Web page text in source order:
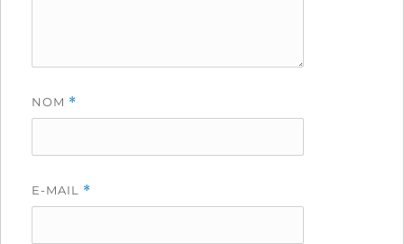
NOM *
E-MAIL *